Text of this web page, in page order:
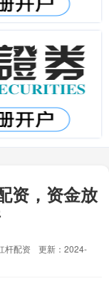
资，资金放
杆配资
更新：2024-